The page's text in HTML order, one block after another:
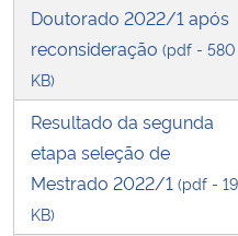
Doutorado 2022/1 após
reconsideração (pdf - 580
KB)
Resultado da segunda
etapa seleção de
Mestrado 2022/1 (pdf -
KB)